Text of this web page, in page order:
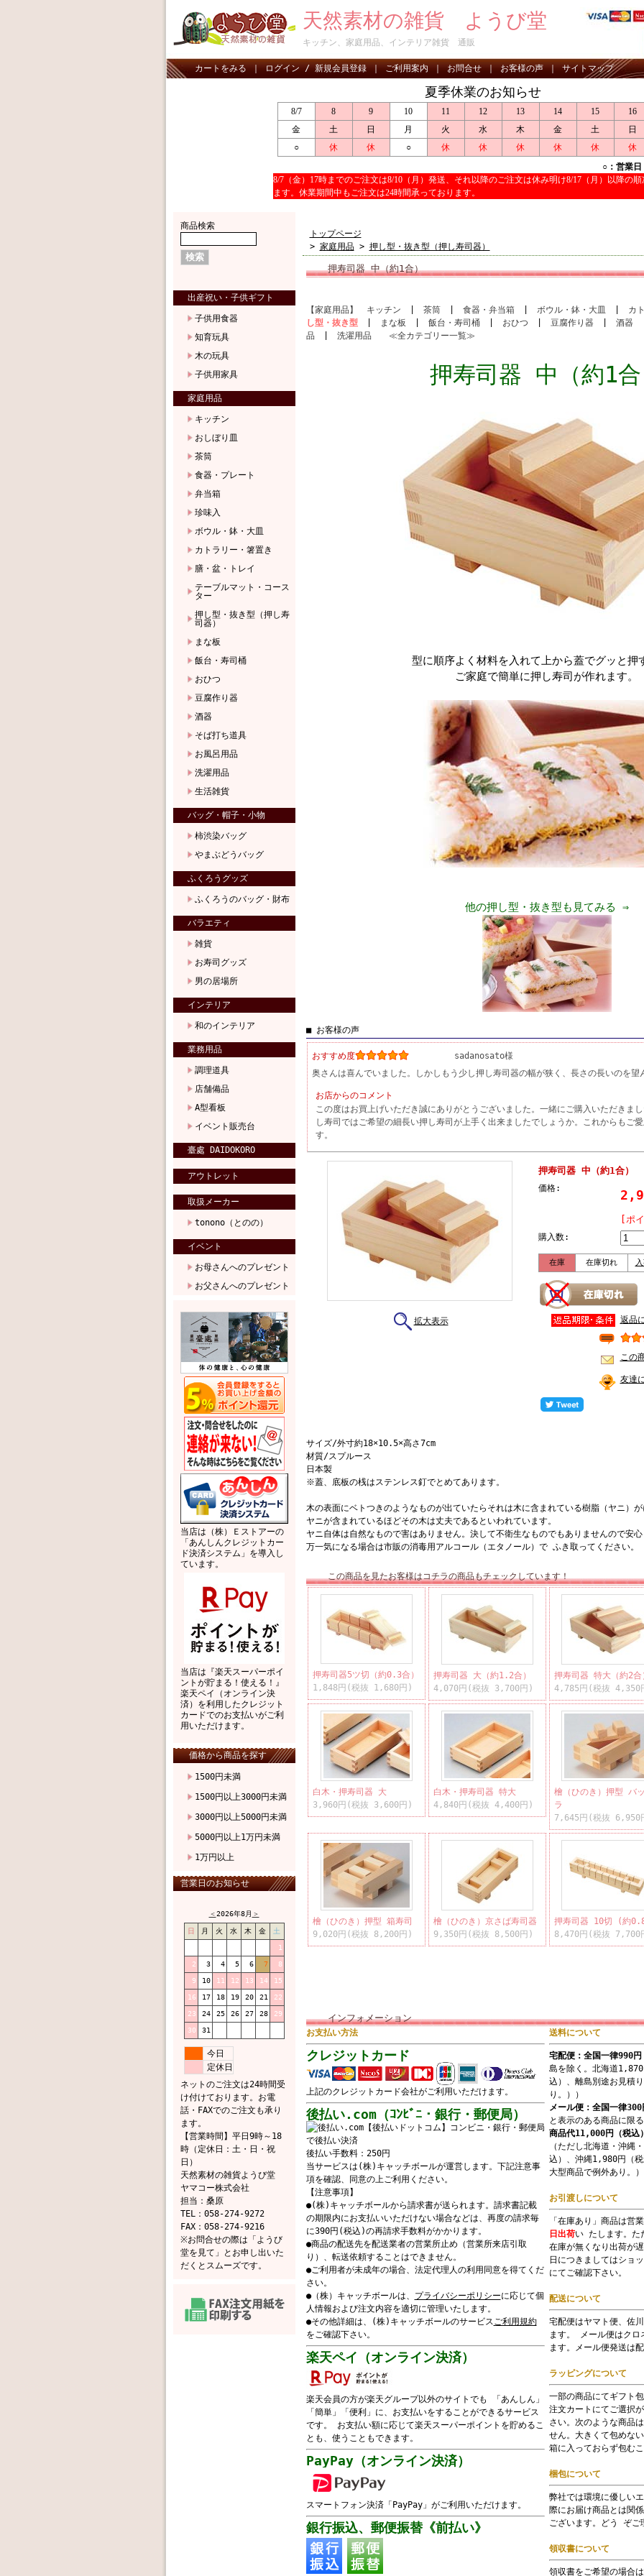
天然素材の雑貨 ようび堂
キッチン、家庭用品、インテリア雑貨 通販
カートをみる｜ログイン / 新規会員登録｜ご利用案内｜お問合せ｜お客様の声｜サイトマップ
夏季休業のお知らせ
8/7 8 9 10 11 12 13 14 15
16
金
土 日 月 火 水 木 金 土
日
○
休 休 ○ 休 休 休 休 休
休
○：営業
8/7（金）17時までのご注文は8/10（月）発送、それ以降のご注文は休み明け8/17（月）以降の
ます。休業期間中もご注文は24時間承っております。
商品検索
出産祝い・子供ギフト
子供用食器
知育玩具
木の玩具
子供用家具
家庭用品
キッチン
おしぼり皿
茶筒
食器・プレート
弁当箱
珍味入
ボウル・鉢・大皿
カトラリー・箸置き
膳・盆・トレイ
テーブルマット・コース
ター
押し型・抜き型（押し寿
司器）
まな板
飯台・寿司桶
おひつ
豆腐作り器
酒器
そば打ち道具
お風呂用品
洗濯用品
生活雑貨
バッグ・帽子・小物
柿渋染バッグ
やまぶどうバッグ
ふくろうグッズ
ふくろうのバッグ・財布
バラエティ
雑貨
お寿司グッズ
男の居場所
インテリア
和のインテリア
業務用品
調理道具
店舗備品
A型看板
イベント販売台
臺處 DAIDOKORO
アウトレット
取扱メーカー
tonono（とのの）
イベント
お母さんへのプレゼント
お父さんへのプレゼント
当店は（株）Ｅストアーの
「あんしんクレジットカー
ド決済システム」を導入し
ています。
当店は『楽天スーパーポイ
ントが貯まる！使える！』
楽天ペイ（オンライン決
済）を利用したクレジット
カードでのお支払いがご利
用いただけます。
価格から商品を探す
1500円未満
1500円以上3000円未満
3000円以上5000円未満
5000円以上1万円未満
1万円以上
営業日のお知らせ
＜2026年8月 ＞
日 月 火 水 木 金 土
1
2 3 4 5 6 7 8
9 10 11 12 13 14 15
16 17 18 19 20 21 22
23 24 25 26 27 28 29
30 31
今日
定休日
ネットのご注文は24時間受
け付けております。お電
話・FAXでのご注文も承り
ます。
【営業時間】平日9時～18
時（定休日：土・日・祝
日）
天然素材の雑貨ようび堂
ヤマコー株式会社
担当：桑原
TEL：058-274-9272
FAX：058-274-9216
※お問合せの際は「ようび
堂を見て」とお申し出いた
だくとスムーズです。
トップページ
> 家庭用品> 押し型・抜き型（押し寿司器）
押寿司器 中（約1合）
【家庭用品】 キッチン 茶筒| 食器・弁当箱 ボウル・鉢・大皿
カ
し型・抜き型| まな板 飯台・寿司桶| おひつ 豆腐作り器| 酒器
品
洗濯用品 ≪全カテゴリー一覧≫
押寿司器 中（約1
型に順序よく材料を入れて上から蓋でグッと押
ご家庭で簡単に押し寿司が作れます。
他の押し型・抜き型も見てみる ⇒
■ お客様の声
おすすめ度
sadanosato様
奥さんは喜んでいました。しかしもう少し押し寿司器の幅が狭く、長さの長いのを望
お店からのコメント
この度はお買上げいただき誠にありがとうございました。一緒にご購入いただきま
し寿司ではご希望の細長い押し寿司が上手く出来ましたでしょうか。これからもご
す。
拡大表示
押寿司器 中（約1合）
価格:
[ポ
購入数:
在庫 在庫切れ
返品
この
友達
サイズ/外寸約18×10.5×高さ7cm
材質/スプルース
日本製
※蓋、底板の桟はステンレス釘でとめてあります。
木の表面にベトつきのようなものが出ていたらそれは木に含まれている樹脂（ヤニ）
ヤニが含まれているほどその木は丈夫であるといわれています。
ヤニ自体は自然なもので害はありません。決して不衛生なものでもありませんので安
万一気になる場合は市販の消毒用アルコール（エタノール）で ふき取ってください。
この商品を見たお客様はコチラの商品もチェックしています！
押寿司器5ツ切（約0.3合）
1,848円(税抜 1,680円)
押寿司器 大（約1.2合）
4,070円(税抜 3,700円)
押寿司器 特大（約2合
4,785円(税抜 4,350
白木・押寿司器 大
3,960円(税抜 3,600円)
白木・押寿司器 特大
4,840円(税抜 4,400円)
檜（ひのき）押型 バ
ラ
7,645円(税抜 6,950
檜（ひのき）押型 箱寿司
9,020円(税抜 8,200円)
檜（ひのき）京さば寿司器
9,350円(税抜 8,500円)
押寿司器 10切 (約
8,470円(税抜 7,700
インフォメーション
お支払い方法
クレジットカード
上記のクレジットカード会社がご利用いただけます。
後払い.com（ｺﾝﾋﾞﾆ・銀行・郵便局）
後払い手数料：250円
当サービスは(株)キャッチボールが運営します。下記注意事
項を確認、同意の上ご利用ください。
【注意事項】
●(株)キャッチボールから請求書が送られます。請求書記載
の期限内にお支払いいただけない場合などは、再度の請求毎
に390円(税込)の再請求手数料がかかります。
●商品の配送先を配送業者の営業所止め（営業所来店引取
り）、転送依頼することはできません。
●ご利用者が未成年の場合、法定代理人の利用同意を得てくだ
さい。
●（株）キャッチボールは、
プライバシーポリシーに応じて個
人情報および注文内容を適切に管理いたします。
●その他詳細は、(株)キャッチボールのサービスご利用規約
をご確認下さい。
楽天ペイ（オンライン決済）
楽天会員の方が楽天グループ以外のサイトでも 「あんしん」
「簡単」「便利」に、お支払いをすることができるサービス
です。 お支払い額に応じて楽天スーパーポイントを貯めるこ
とも、使うこともできます。
PayPay（オンライン決済）
スマートフォン決済「PayPay」がご利用いただけます。
銀行振込、郵便振替《前払い》
送料について
宅配便：全国一律990円
島を除く。北海道
込）、離島別途お見積
り。））
メール便：全国一律300
と表示のある商品に限
商品代11,000円（税込
（ただし北海道・沖縄
込）、沖縄1,980円（
大型商品で例外あり。
お引渡しについて
「在庫あり」商品は営
日出荷い たします。た
在庫が無くなり出荷が
日につきましてはショ
にてご確認下さい。
配送について
宅配便はヤマト便、佐
ます。 メール便はクロ
ます。メール便発送は
ラッピングについて
一部の商品にてギフト
注文カートにてご選択
さい。次のような商品
せん。大きくて包めな
箱に入っておらず包む
梱包について
弊社では環境に優しい
際にお届け商品とは関
ございます。どう ぞご
領収書について
領収書をご希望の場合